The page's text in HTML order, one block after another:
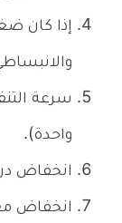
والانبساطي 60 أو
واحدة).
انخفاض